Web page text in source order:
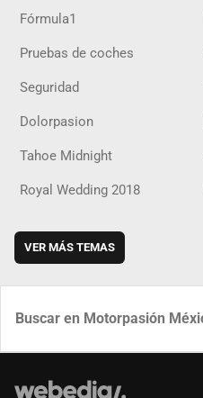
Fórmula1
Pruebas de coches
Seguridad
Dolorpasion
Tahoe Midnight
Royal Wedding 2018
VER MÁS TEMAS